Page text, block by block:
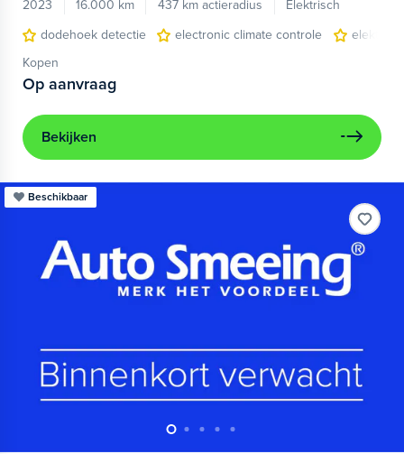
2023
16.000 km 437 km actieradius
Elektrisch
dodehoek detectie
electronic climate controle
Kopen
Op aanvraag
Bekijken
Beschikbaar